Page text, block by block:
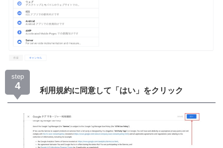
step
4 利用規約に同意して「はい」をクリック